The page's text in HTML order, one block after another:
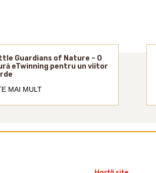
Guardians of Nature – O
eTwinning pentru un viitor
MAI MULT